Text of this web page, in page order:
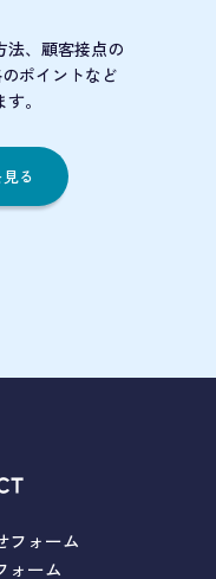
法、顧客接点の
ポイントなど
。
る
フォーム
ォーム